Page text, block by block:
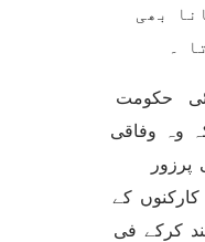
بھی
۔
حکومت
وہ وفاقی
کے
کرکے فی